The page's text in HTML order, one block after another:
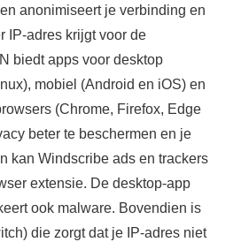
anonimiseert je verbinding en
IP-adres krijgt voor de
biedt apps voor desktop
mobiel (Android en iOS) en
(Chrome, Firefox, Edge
beter te beschermen en je
kan Windscribe ads en trackers
extensie. De desktop-app
ook malware. Bovendien is
die zorgt dat je IP-adres niet